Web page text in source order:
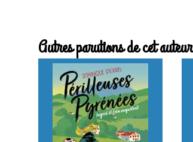
Autres parutions de cet auteur